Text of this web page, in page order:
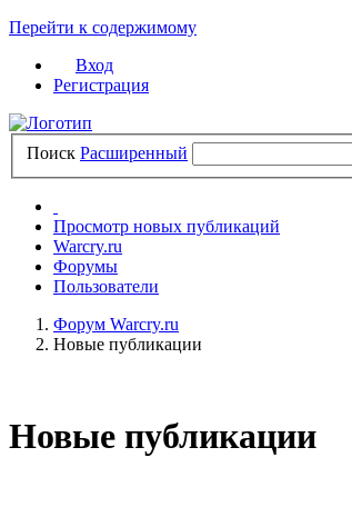
Перейти к содержимому
Вход
Регистрация
Поиск Расширенный
Просмотр новых публикаций
Warcry.ru
Форумы
Пользователи
Форум Warcry.ru
Новые публикации
Новые публикации